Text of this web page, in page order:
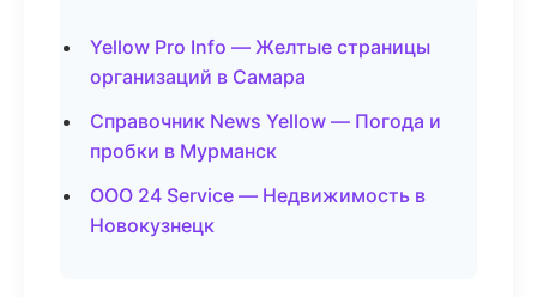
Yellow Pro Info — Желтые страницы
организаций в Самара
Справочник News Yellow — Погода и
пробки в Мурманск
ООО 24 Service — Недвижимость в
Новокузнецк